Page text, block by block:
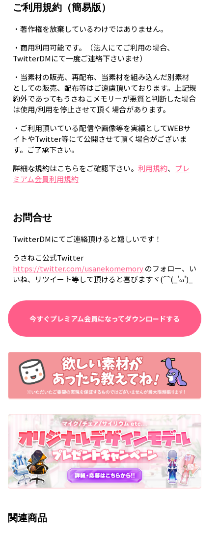
ご利用規約（簡易版）
・著作権を放棄しているわけではありません。
・商用利用可能です。（法人にてご利用の場合、
TwitterDMにて一度ご連絡下さいませ）
・当素材の販売、再配布、当素材を組み込んだ別素材
としての販売、配布等はご遠慮頂いております。上記規
約外であってもうさねこメモリーが悪質と判断した場合
は使用/利用を停止させて頂く場合があります。
・ご利用頂いている配信や画像等を実績としてWEBサ
イトやTwitter等にて公開させて頂く場合がございま
す。ご了承下さい。
詳細な規約はこちらをご確認下さい。 利用規約、 プレ
ミアム会員利用規約
お問合せ
TwitterDMにてご連絡頂けると嬉しいです！
うさねこ公式Twitter
https://twitter.com/usanekomemoryのフォロー、い
いね、リツイート等して頂けると喜びますヾ(⌒(_'ω')_
今すぐプレミアム会員になってダウンロードする
関連商品